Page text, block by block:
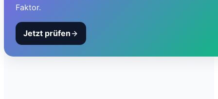
Faktor.
Jetzt prüfen